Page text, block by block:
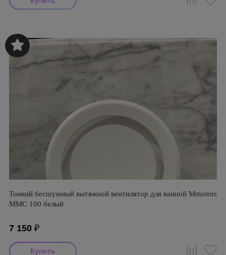
Тонкий бесшумный вытяжной вентилятор для ванной Mmotors
ММC 100 белый
7 150 ₽